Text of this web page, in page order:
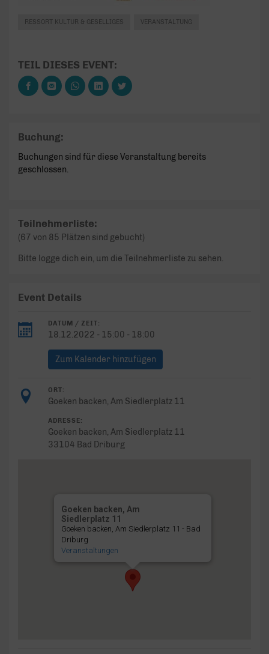
RESSORT KULTUR & GESELLIGES VERANSTALTUNG
TEIL DIESES EVENT:
Buchung:
Buchungen sind für diese Veranstaltung bereits
geschlossen.
Teilnehmerliste:
(67 von 85 Plätzen sind gebucht)
Bitte logge dich ein, um die Teilnehmerliste zu sehen.
Event Details
DATUM / ZEIT:
18.12.2022 - 15:00 - 18:00
Zum Kalender hinzufügen
ORT:
Goeken backen, Am Siedlerplatz 11
ADRESSE:
Goeken backen, Am Siedlerplatz 11
33104 Bad Driburg
Goeken backen, Am
Siedlerplatz 11
Goeken backen, Am Siedlerplatz 11 - Bad
Driburg
Veranstaltungen